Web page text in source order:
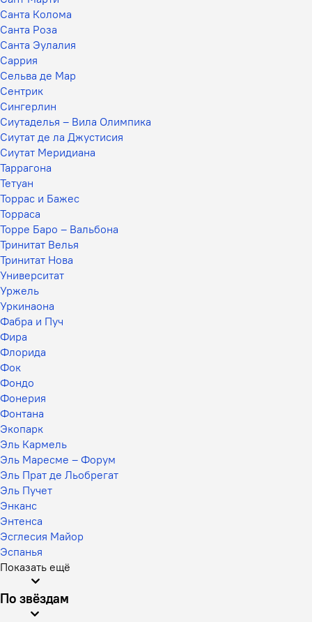
Санта Колома
Санта Роза
Санта Эулалия
Саррия
Сельва де Мар
Сентрик
Сингерлин
Сиутаделья – Вила Олимпика
Сиутат де ла Джустисия
Сиутат Меридиана
Таррагона
Тетуан
Торрас и Бажес
Торраса
Торре Баро – Вальбона
Тринитат Велья
Тринитат Нова
Университат
Уржель
Уркинаона
Фабра и Пуч
Фира
Флорида
Фок
Фондо
Фонерия
Фонтана
Экопарк
Эль Кармель
Эль Маресме – Форум
Эль Прат де Льобрегат
Эль Пучет
Энканс
Энтенса
Эсглесия Майор
Эспанья
Показать ещё
По звёздам